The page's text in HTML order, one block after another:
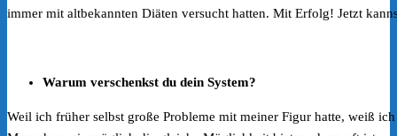
immer mit altbekannten Diäten versucht hatten. Mit Erfolg! Jetzt
Warum verschenkst du dein System?
Weil ich früher selbst große Probleme mit meiner Figur hatte, weiß